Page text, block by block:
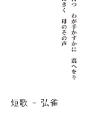
短歌 – 弘雀